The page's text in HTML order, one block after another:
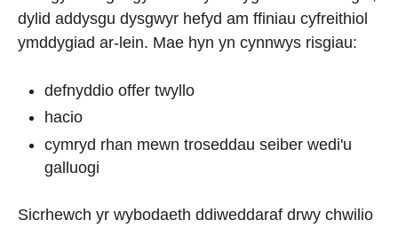
dylid addysgu dysgwyr hefyd am ffiniau cyfreithiol
ymddygiad ar-lein. Mae hyn yn cynnwys risgiau:
defnyddio offer twyllo
hacio
cymryd rhan mewn troseddau seiber wedi'u
galluogi
Sicrhewch yr wybodaeth ddiweddaraf drwy chwilio